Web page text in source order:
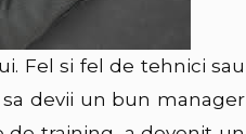
Fel si fel de tehnici sau
devii un bun manager